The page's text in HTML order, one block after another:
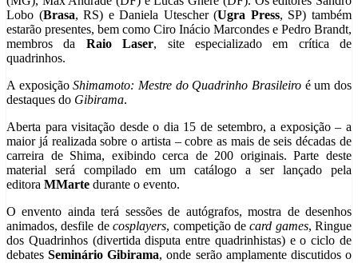
Lobo (Brasa, RS) e Daniela Utescher (Ugra Press, SP) também
estarão presentes, bem como Ciro Inácio Marcondes e Pedro Brandt,
membros da Raio Laser, site especializado em crítica de
quadrinhos.
A exposiçãoShimamoto: Mestre do Quadrinho Brasileiro é um dos
destaques do Gibirama.
Aberta para visitação desde o dia 15 de setembro, a exposição – a
maior já realizada sobre o artista – cobre as mais de seis décadas de
carreira de Shima, exibindo cerca de 200 originais. Parte deste
material será compilado em um catálogo a ser lançado pela
editora MMarte durante o evento.
O envento ainda terá sessões de autógrafos, mostra de desenhos
animados, desfile decosplayers, competição decard games, Ringue
dos Quadrinhos (divertida disputa entre quadrinhistas) e o ciclo de
debatesSeminário Gibirama, onde serão amplamente discutidos o